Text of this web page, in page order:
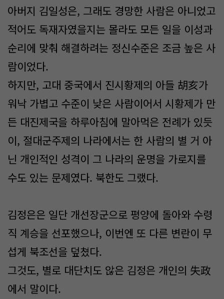
아버지 김일성은, 그래도 경망한 사람은 아니었고
적어도 독재자였을지는 몰라도 모든 일을 이성과
순리에 맞춰 해결하려는 정신수준은 조금 높은 사
람이었다.
하지만, 고대 중국에서 진시황제의 아들 胡亥가
워낙 가볍고 수준이 낮은 사람이어서 시황제가 만
든 대진제국을 하루아침에 말아먹은 전례가 있듯
이, 절대군주제의 나라에서는 한 사람의 별 거 아
닌 개인적인 성격이 그 나라의 운명을 가로지를
수도 있는 문제였다. 북한도 그랬다.
김정은은 일단 개선장군으로 평양에 돌아와 수령
직 계승을 선포했으나, 이번엔 또 다른 변란이 무
섭게 북조선을 덮쳤다.
그것도, 별로 대단치도 않은 김정은 개인의 失政
에서 말이다.